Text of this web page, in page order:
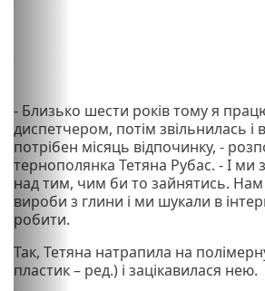
- Близько шести років тому я
диспетчером, потім звільнилась
потрібен місяць відпочинку, -
тернополянка Тетяна Рубас. - І ми
над тим, чим би то зайнятись. Нам
вироби з глини і ми шукали в
робити.
Так, Тетяна натрапила на
пластик – ред.) і зацікавилася нею.